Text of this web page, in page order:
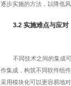
逐步实施的方法，以降低
3.2 实施难点与应对
不同技术之间的集成
作集成，构筑不同软件组
采用模块化可以更容易地